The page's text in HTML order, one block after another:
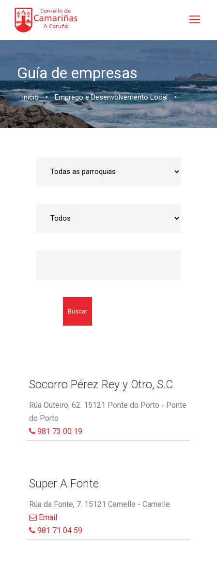
Guía de empresas
Inicio • Emprego e Desenvolvemento Local •
Buscar
Socorro Pérez Rey y Otro, S.C.
Rúa Outeiro, 62. 15121 Ponte do Porto - Ponte
do Porto
981 73 00 19
Super A Fonte
Rúa da Fonte, 7. 15121 Camelle - Camelle
Email
981 71 04 59